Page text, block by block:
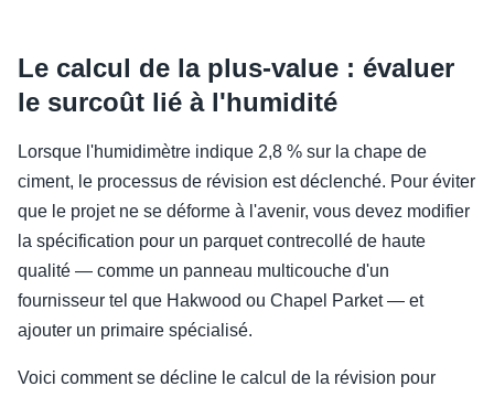
Le calcul de la plus-value : évaluer
le surcoût lié à l'humidité
Lorsque l'humidimètre indique 2,8 % sur la chape de
ciment, le processus de révision est déclenché. Pour éviter
que le projet ne se déforme à l'avenir, vous devez modifier
la spécification pour un parquet contrecollé de haute
qualité — comme un panneau multicouche d'un
fournisseur tel que Hakwood ou Chapel Parket — et
ajouter un primaire spécialisé.
Voici comment se décline le calcul de la révision pour